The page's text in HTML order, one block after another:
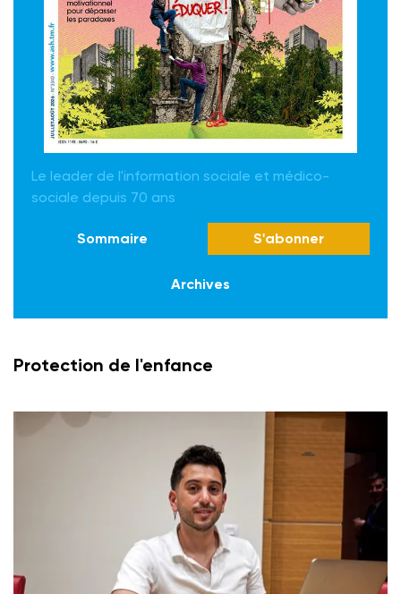
Le leader de l'information sociale et médico-
sociale depuis 70 ans
Sommaire S'abonner
Archives
Protection de l'enfance